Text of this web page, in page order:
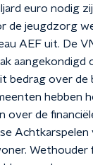
euro nodig
de jeugdzorg
AEF uit. De
aangekondigd
bedrag over de
hebben
over de
Wethouder